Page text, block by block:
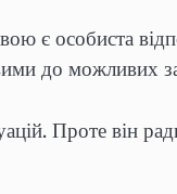
є особиста
до можливих
Проте він